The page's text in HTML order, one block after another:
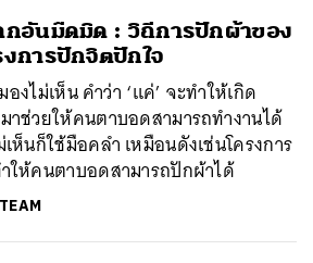
อันมืดมิด : วิถีการปักผ้าของ
การปักจิตปักใจ
องไม่เห็น คำว่า ‘แค่’ จะทำให้เกิด
าช่วยให้คนตาบอดสามารถทำงานได้
ห็นก็ใช้มือคลำ เหมือนดังเช่นโครงการ
ให้คนตาบอดสามารถปักผ้าได้